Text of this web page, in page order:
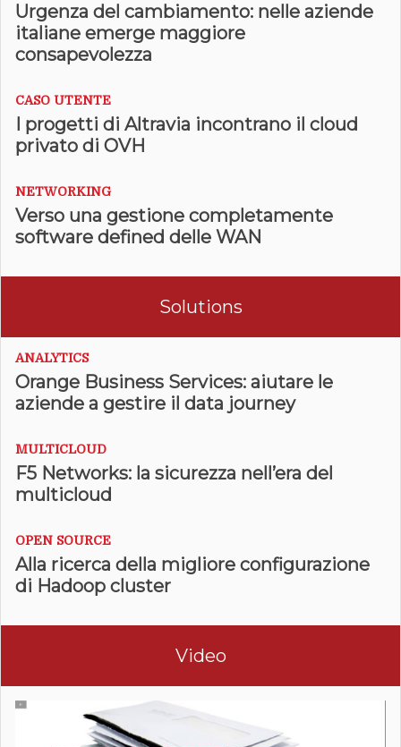
Urgenza del cambiamento: nelle aziende
italiane emerge maggiore
consapevolezza
CASO UTENTE
I progetti di Altravia incontrano il cloud
privato di OVH
NETWORKING
Verso una gestione completamente
software defined delle WAN
Solutions
ANALYTICS
Orange Business Services: aiutare le
aziende a gestire il data journey
MULTICLOUD
F5 Networks: la sicurezza nell’era del
multicloud
OPEN SOURCE
Alla ricerca della migliore configurazione
di Hadoop cluster
Video